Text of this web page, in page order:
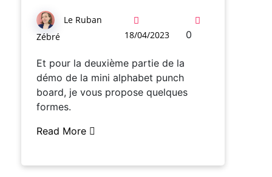
Le Ruban
Zébré
18/04/2023 0
Et pour la deuxième partie de la
démo de la mini alphabet punch
board, je vous propose quelques
formes.
Read More